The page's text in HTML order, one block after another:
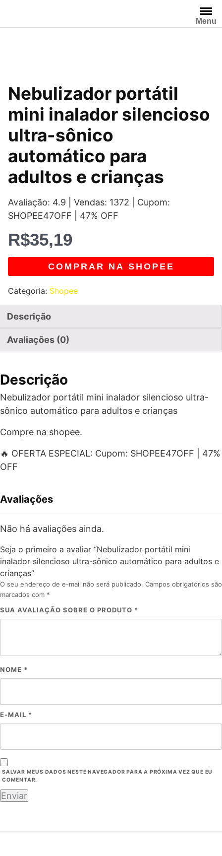
o
Menu
Nebulizador portátil
mini inalador silencioso
ultra-sônico
automático para
adultos e crianças
Avaliação: 4.9 | Vendas: 1372 | Cupom:
SHOPEE47OFF | 47% OFF
R$35,19
COMPRAR NA SHOPEE
Categoria: Shopee
Descrição
Avaliações (0)
Descrição
Nebulizador portátil mini inalador silencioso ultra-
sônico automático para adultos e crianças
Compre na shopee.
🔥 OFERTA ESPECIAL: Cupom: SHOPEE47OFF | 47%
OFF
Avaliações
Não há avaliações ainda.
Seja o primeiro a avaliar “Nebulizador portátil mini
inalador silencioso ultra-sônico automático para adultos e
crianças”
O seu endereço de e-mail não será publicado. Campos obrigatórios são
marcados com *
SUA AVALIAÇÃO SOBRE O PRODUTO *
NOME *
E-MAIL *
SALVAR MEUS DADOS NESTE NAVEGADOR PARA A PRÓXIMA VEZ QUE EU
COMENTAR.